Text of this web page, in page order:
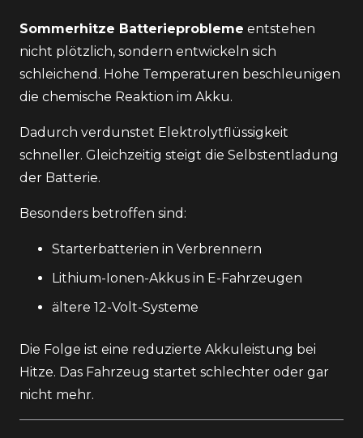
Sommerhitze Batterieprobleme entstehen
nicht plötzlich, sondern entwickeln sich
schleichend. Hohe Temperaturen beschleunigen
die chemische Reaktion im Akku.
Dadurch verdunstet Elektrolytflüssigkeit
schneller. Gleichzeitig steigt die Selbstentladung
der Batterie.
Besonders betroffen sind:
Starterbatterien in Verbrennern
Lithium-Ionen-Akkus in E-Fahrzeugen
ältere 12-Volt-Systeme
Die Folge ist eine reduzierte Akkuleistung bei
Hitze. Das Fahrzeug startet schlechter oder gar
nicht mehr.